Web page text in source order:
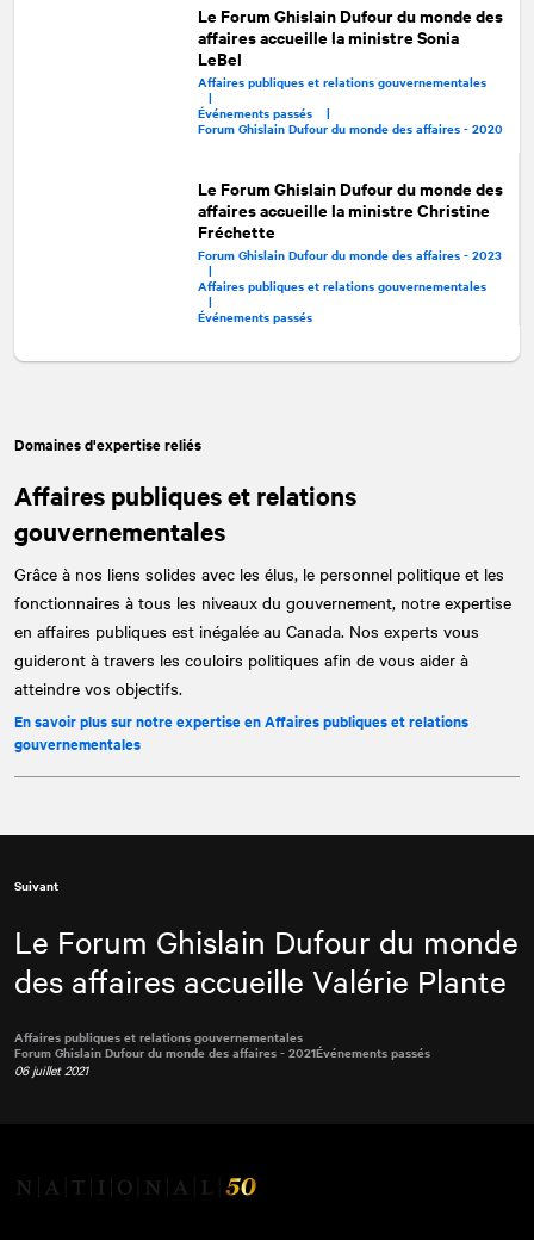
Le Forum Ghislain Dufour du monde des
affaires accueille la ministre Sonia
LeBel
Affaires publiques et relations gouvernementales
|
Événements passés |
Forum Ghislain Dufour du monde des affaires - 2020
Le Forum Ghislain Dufour du monde des
affaires accueille la ministre Christine
Fréchette
Forum Ghislain Dufour du monde des affaires - 2023
|
Affaires publiques et relations gouvernementales
|
Événements passés
Domaines d'expertise reliés
Affaires publiques et relations
gouvernementales
Grâce à nos liens solides avec les élus, le personnel politique et les
fonctionnaires à tous les niveaux du gouvernement, notre expertise
en affaires publiques est inégalée au Canada. Nos experts vous
guideront à travers les couloirs politiques afin de vous aider à
atteindre vos objectifs.
En savoir plus sur notre expertise en Affaires publiques et relations
gouvernementales
Suivant
Le Forum Ghislain Dufour du monde
des affaires accueille Valérie Plante
Affaires publiques et relations gouvernementales
Forum Ghislain Dufour du monde des affaires - 2021Événements passés
06 juillet 2021